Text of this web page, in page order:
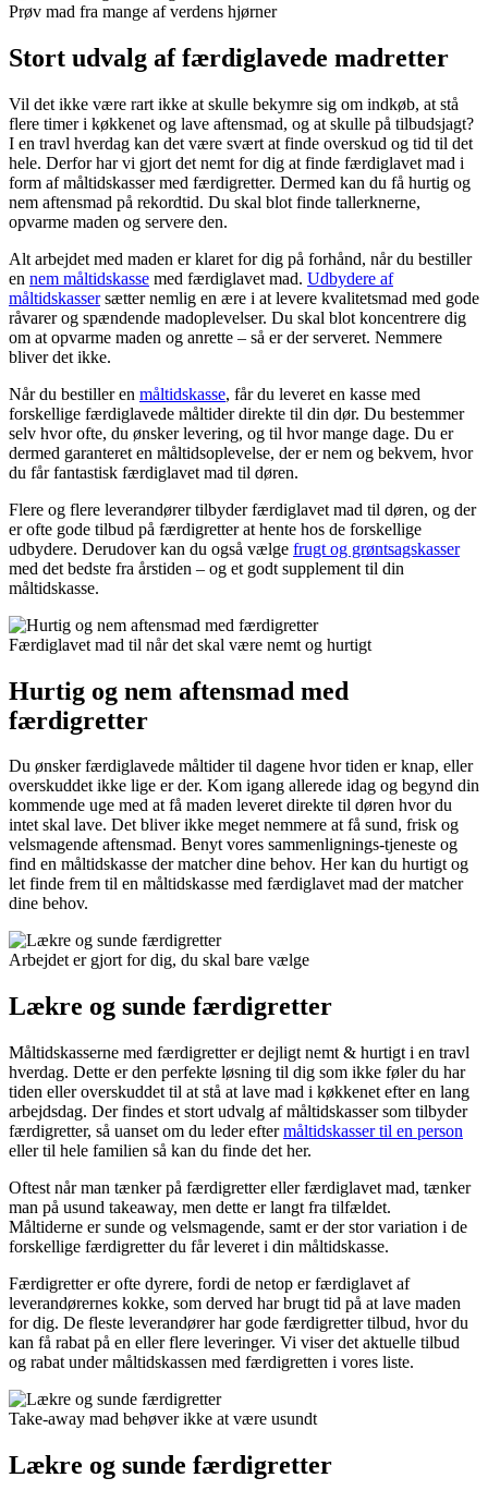
Prøv mad fra mange af verdens hjørner
Stort udvalg af færdiglavede madretter
Vil det ikke være rart ikke at skulle bekymre sig om indkøb, at stå
flere timer i køkkenet og lave aftensmad, og at skulle på tilbudsjagt?
I en travl hverdag kan det være svært at finde overskud og tid til det
hele. Derfor har vi gjort det nemt for dig at finde færdiglavet mad i
form af måltidskasser med færdigretter. Dermed kan du få hurtig og
nem aftensmad på rekordtid. Du skal blot finde tallerknerne,
opvarme maden og servere den.
Alt arbejdet med maden er klaret for dig på forhånd, når du bestiller
en nem måltidskasse med færdiglavet mad. Udbydere af
måltidskassersætter nemlig en ære i at levere kvalitetsmad med gode
råvarer og spændende madoplevelser. Du skal blot koncentrere dig
om at opvarme maden og anrette – så er der serveret. Nemmere
bliver det ikke.
Når du bestiller en måltidskasse, får du leveret en kasse med
forskellige færdiglavede måltider direkte til din dør. Du bestemmer
selv hvor ofte, du ønsker levering, og til hvor mange dage. Du er
dermed garanteret en måltidsoplevelse, der er nem og bekvem, hvor
du får fantastisk færdiglavet mad til døren.
Flere og flere leverandører tilbyder færdiglavet mad til døren, og der
er ofte gode tilbud på færdigretter at hente hos de forskellige
udbydere. Derudover kan du også vælge frugt og grøntsagskasser
med det bedste fra årstiden – og et godt supplement til din
måltidskasse.
Færdiglavet mad til når det skal være nemt og hurtigt
Hurtig og nem aftensmad med
færdigretter
Du ønsker færdiglavede måltider til dagene hvor tiden er knap, eller
overskuddet ikke lige er der. Kom igang allerede idag og begynd din
kommende uge med at få maden leveret direkte til døren hvor du
intet skal lave. Det bliver ikke meget nemmere at få sund, frisk og
velsmagende aftensmad. Benyt vores sammenlignings-tjeneste og
find en måltidskasse der matcher dine behov. Her kan du hurtigt og
let finde frem til en måltidskasse med færdiglavet mad der matcher
dine behov.
Arbejdet er gjort for dig, du skal bare vælge
Lækre og sunde færdigretter
Måltidskasserne med færdigretter er dejligt nemt & hurtigt i en travl
hverdag. Dette er den perfekte løsning til dig som ikke føler du har
tiden eller overskuddet til at stå at lave mad i køkkenet efter en lang
arbejdsdag. Der findes et stort udvalg af måltidskasser som tilbyder
færdigretter, så uanset om du leder eftermåltidskasser til en person
eller til hele familien så kan du finde det her.
Oftest når man tænker på færdigretter eller færdiglavet mad, tænker
man på usund takeaway, men dette er langt fra tilfældet.
Måltiderne er sunde og velsmagende, samt er der stor variation i de
forskellige færdigretter du får leveret i din måltidskasse.
Færdigretter er ofte dyrere, fordi de netop er færdiglavet af
leverandørernes kokke, som derved har brugt tid på at lave maden
for dig. De fleste leverandører har gode færdigretter tilbud, hvor du
kan få rabat på en eller flere leveringer. Vi viser det aktuelle tilbud
og rabat under måltidskassen med færdigretten i vores liste.
Take-away mad behøver ikke at være usundt
Lækre og sunde færdigretter